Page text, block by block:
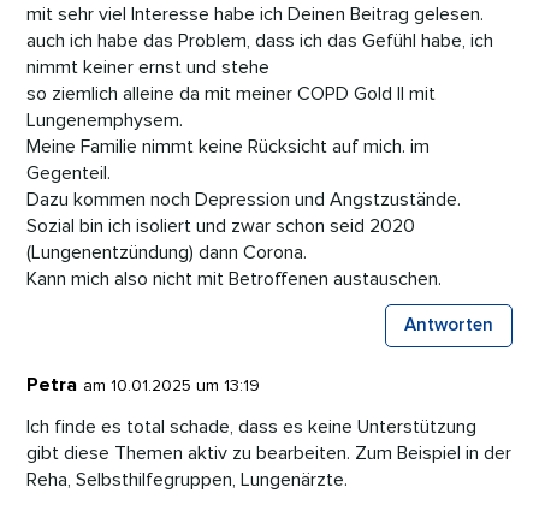
mit sehr viel Interesse habe ich Deinen Beitrag gelesen.
auch ich habe das Problem, dass ich das Gefühl habe, ich
nimmt keiner ernst und stehe
so ziemlich alleine da mit meiner COPD Gold II mit
Lungenemphysem.
Meine Familie nimmt keine Rücksicht auf mich. im
Gegenteil.
Dazu kommen noch Depression und Angstzustände.
Sozial bin ich isoliert und zwar schon seid 2020
(Lungenentzündung) dann Corona.
Kann mich also nicht mit Betroffenen austauschen.
Antworten
Petra am 10.01.2025 um 13:19
Ich finde es total schade, dass es keine Unterstützung
gibt diese Themen aktiv zu bearbeiten. Zum Beispiel in der
Reha, Selbsthilfegruppen, Lungenärzte.